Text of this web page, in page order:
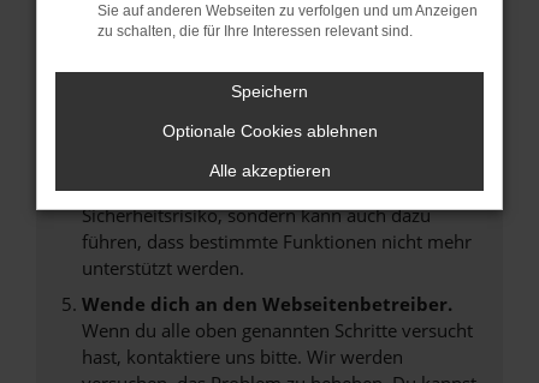
Starte dein Gerät neu.
Probleme zu beheben.
Betriebssystem auf dem neuesten Stand
Veraltete Software birgt nicht nur ein
Sicherheitsrisiko, sondern kann auch dazu
führen, dass bestimmte Funktionen nicht mehr
unterstützt werden.
Wende dich an den Webseitenbetreiber.
Wenn du alle oben genannten Schritte versucht
hast, kontaktiere uns bitte. Wir werden
Sie auf anderen Webseiten zu verfolgen und um Anzeigen
zu schalten, die für Ihre Interessen relevant sind.
Speichern
Optionale Cookies ablehnen
Alle akzeptieren